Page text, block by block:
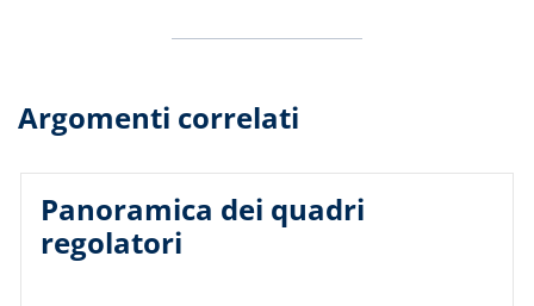
Argomenti correlati
Panoramica dei quadri
regolatori